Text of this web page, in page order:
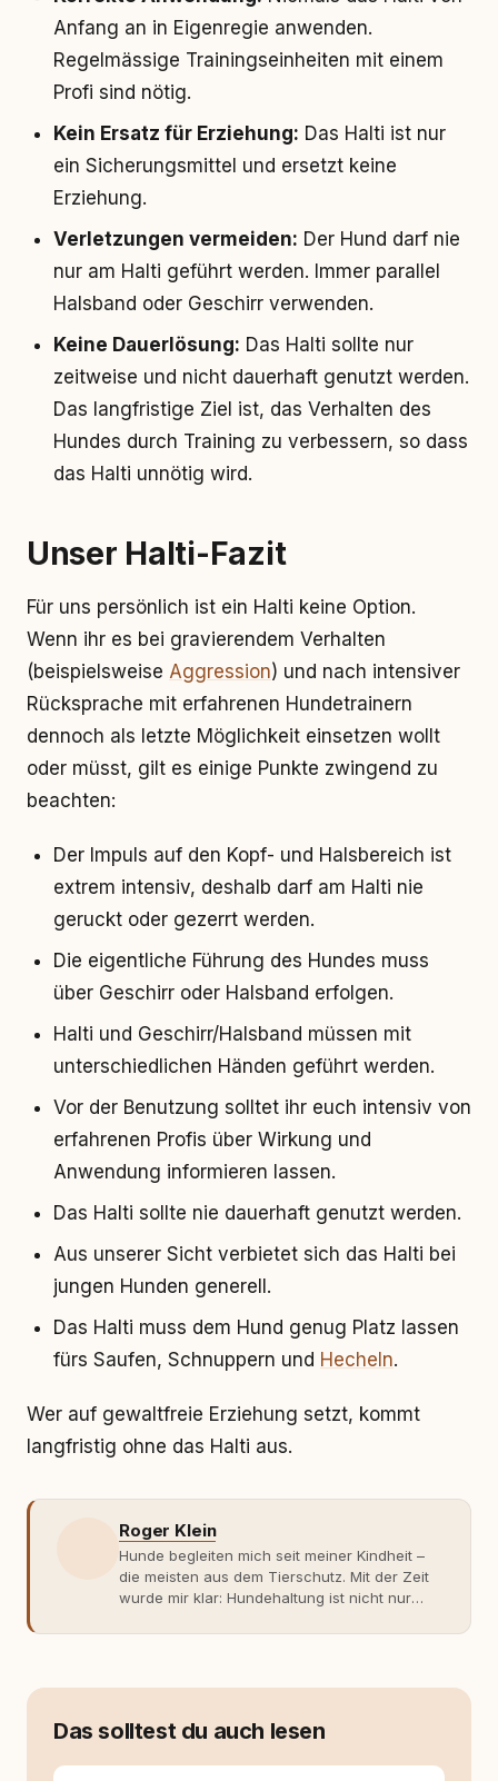
Anfang an in Eigenregie anwenden.
Regelmässige Trainingseinheiten mit einem
Profi sind nötig.
Kein Ersatz für Erziehung: Das Halti ist nur
ein Sicherungsmittel und ersetzt keine
Erziehung.
Verletzungen vermeiden: Der Hund darf nie
nur am Halti geführt werden. Immer parallel
Halsband oder Geschirr verwenden.
Keine Dauerlösung: Das Halti sollte nur
zeitweise und nicht dauerhaft genutzt werden.
Das langfristige Ziel ist, das Verhalten des
Hundes durch Training zu verbessern, so dass
das Halti unnötig wird.
Unser Halti-Fazit
Für uns persönlich ist ein Halti keine Option.
Wenn ihr es bei gravierendem Verhalten
(beispielsweise Aggression) und nach intensiver
Rücksprache mit erfahrenen Hundetrainern
dennoch als letzte Möglichkeit einsetzen wollt
oder müsst, gilt es einige Punkte zwingend zu
beachten:
Der Impuls auf den Kopf- und Halsbereich ist
extrem intensiv, deshalb darf am Halti nie
geruckt oder gezerrt werden.
Die eigentliche Führung des Hundes muss
über Geschirr oder Halsband erfolgen.
Halti und Geschirr/Halsband müssen mit
unterschiedlichen Händen geführt werden.
Vor der Benutzung solltet ihr euch intensiv von
erfahrenen Profis über Wirkung und
Anwendung informieren lassen.
Das Halti sollte nie dauerhaft genutzt werden.
Aus unserer Sicht verbietet sich das Halti bei
jungen Hunden generell.
Das Halti muss dem Hund genug Platz lassen
fürs Saufen, Schnuppern und Hecheln.
Wer auf gewaltfreie Erziehung setzt, kommt
langfristig ohne das Halti aus.
Roger Klein
Hunde begleiten mich seit meiner Kindheit –
die meisten aus dem Tierschutz. Mit der Zeit
wurde mir klar: Hundehaltung ist nicht nur
Fachwissen. Der Wendepunkt kam mit meinem
moderner Hundeerziehung
entsteht echte Bindung dort, wo Verständnis
Das solltest du auch lesen